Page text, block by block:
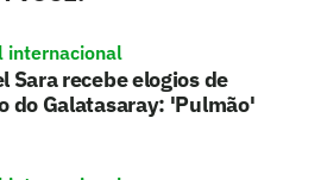
internacional
Sara recebe elogios de
do Galatasaray: 'Pulmão'